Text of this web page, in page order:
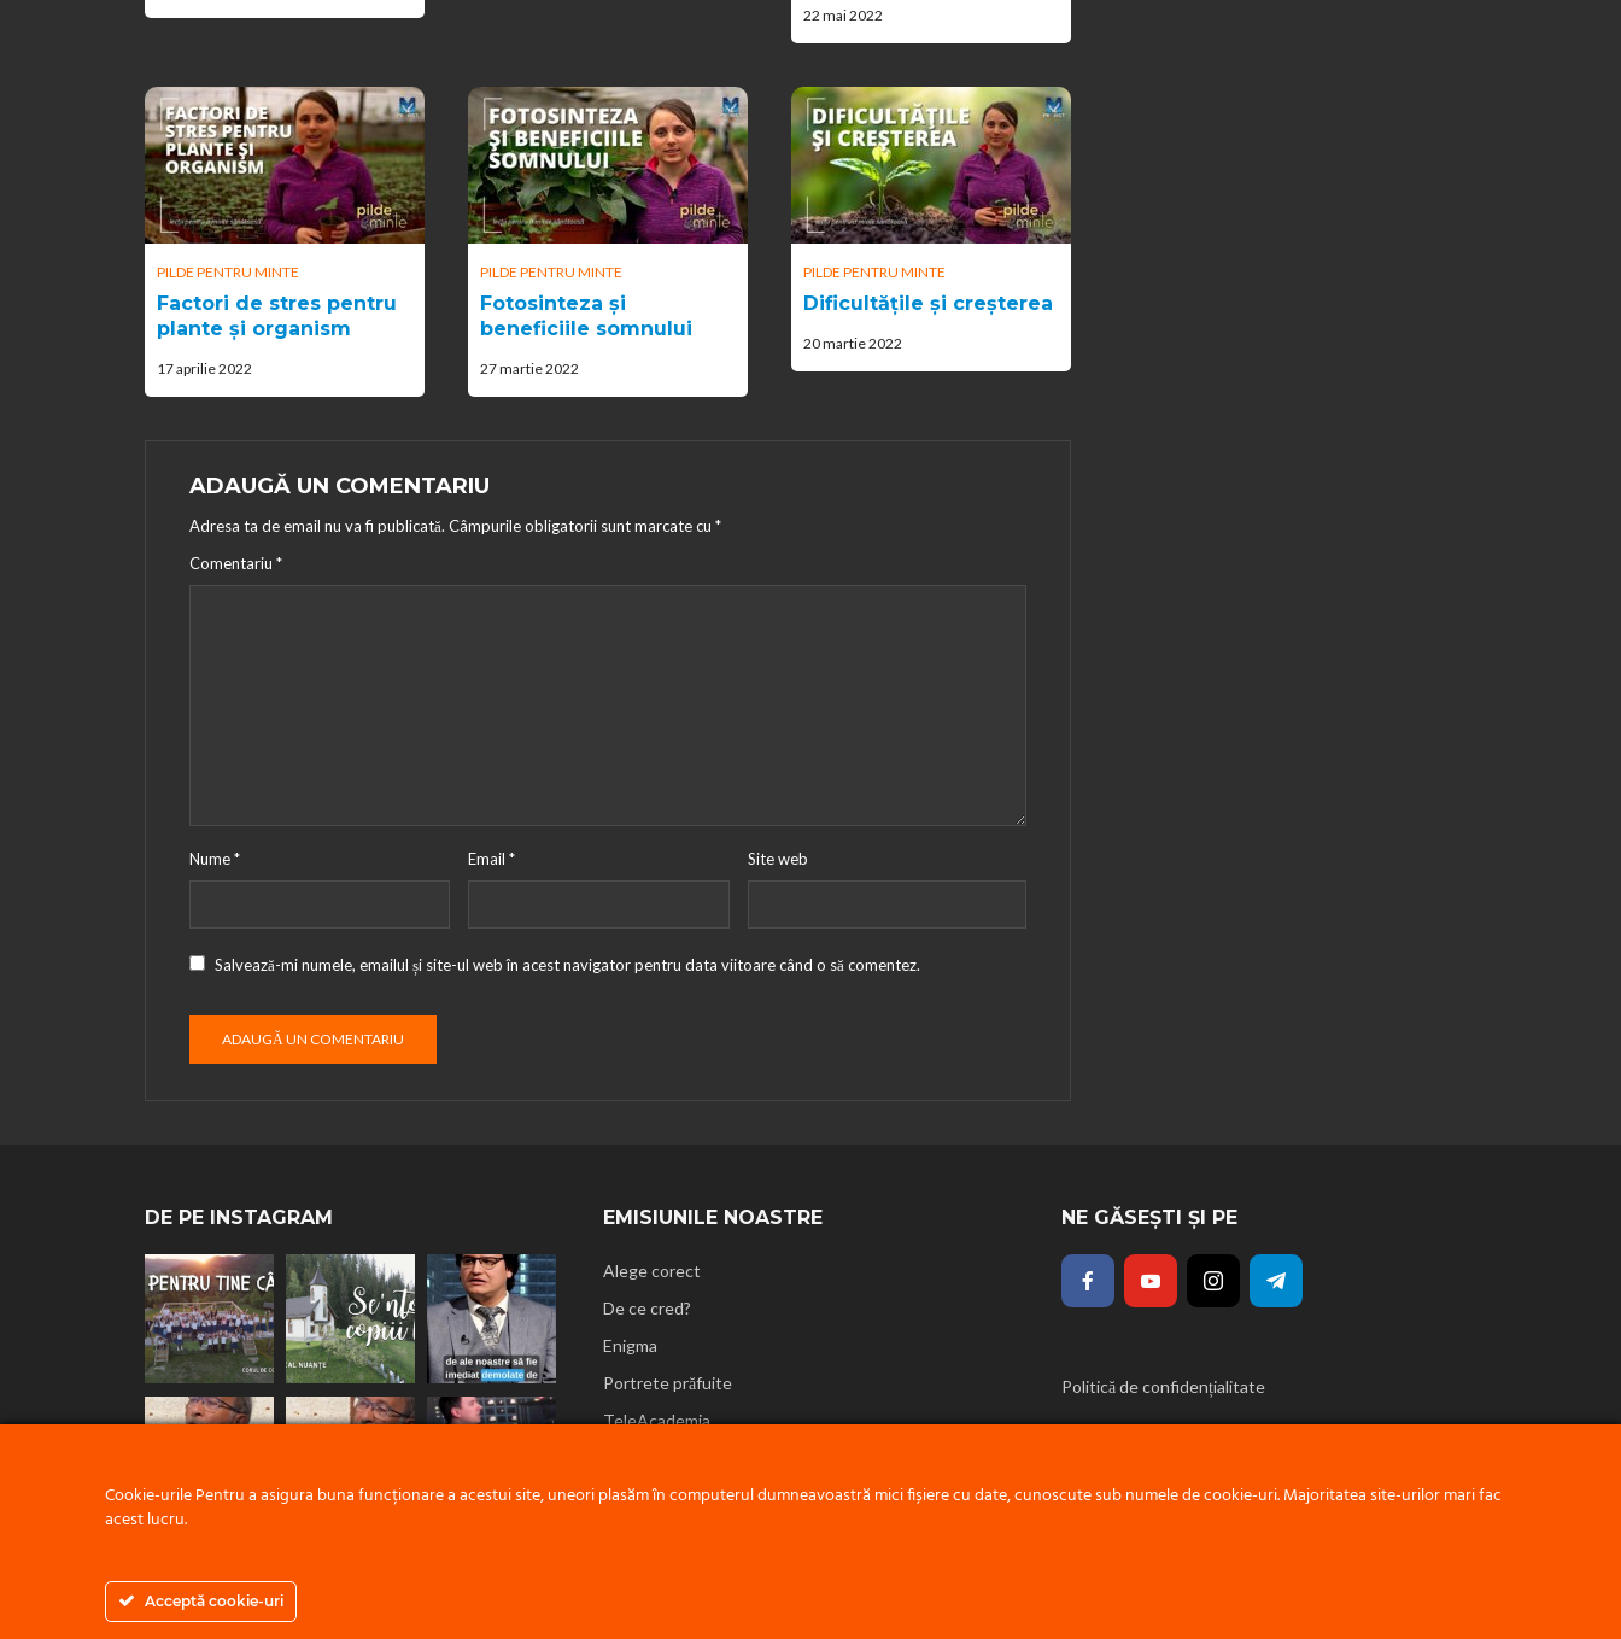
22 mai 2022
PILDE PENTRU MINTE
Factori de stres pentru
plante și organism
17 aprilie 2022
PILDE PENTRU MINTE
Fotosinteza și
beneficiile somnului
27 martie 2022
PILDE PENTRU MINTE
Dificultățile și creșterea
20 martie 2022
ADAUGĂ UN COMENTARIU
Adresa ta de email nu va fi publicată. Câmpurile obligatorii sunt marcate cu *
Comentariu *
Nume* Email* Site web
Salvează-mi numele, emailul și site-ul web în acest navigator pentru data viitoare când o să comentez.
DE PE INSTAGRAM EMISIUNILE NOASTRE
Alege corect
De ce cred?
Enigma
Portrete prăfuite
TeleAcademia
NE GĂSEȘTI ȘI PE
Politică de confidențialitate
Cookie-urile Pentru a asigura buna funcționare a acestui site, uneori plasăm în computerul dumneavoastră mici fișiere cu date, cunoscute sub numele de cookie-uri. Majoritatea site-urilor mari fac
acest lucru.
Acceptă cookie-uri